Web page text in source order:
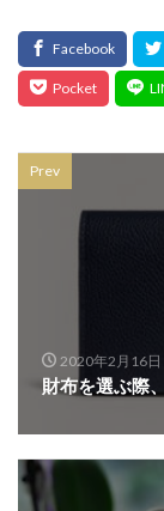
Prev
2020年2月16日
財布を選ぶ際